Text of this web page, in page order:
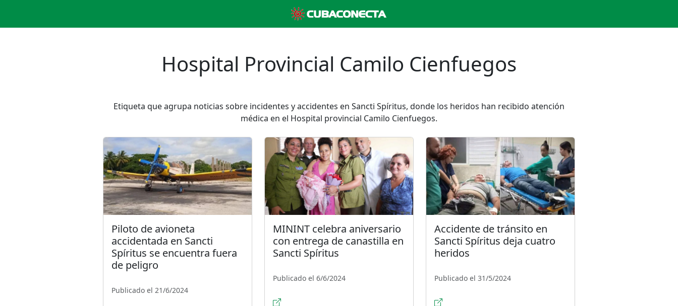
Hospital Provincial Camilo Cienfuegos
Etiqueta que agrupa noticias sobre incidentes y accidentes en Sancti Spíritus, donde los heridos han recibido atención
médica en el Hospital provincial Camilo Cienfuegos.
Piloto de avioneta
accidentada en Sancti
Spíritus se encuentra fuera
de peligro
Publicado el 21/6/2024
MININT celebra aniversario
con entrega de canastilla en
Sancti Spíritus
Publicado el 6/6/2024
Accidente de tránsito en
Sancti Spíritus deja cuatro
heridos
Publicado el 31/5/2024